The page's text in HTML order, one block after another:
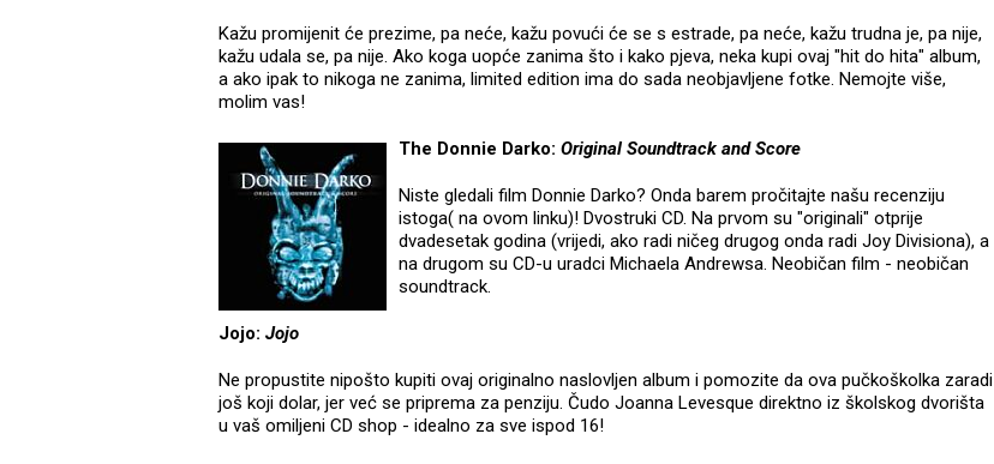
Kažu promijenit će prezime, pa neće, kažu povući će se s estrade, pa neće, kažu trudna je, pa nije,
kažu udala se, pa nije. Ako koga uopće zanima što i kako pjeva, neka kupi ovaj "hit do hita" album,
a ako ipak to nikoga ne zanima, limited edition ima do sada neobjavljene fotke. Nemojte više,
molim vas!
The Donnie Darko: Original Soundtrack and Score
Niste gledali film Donnie Darko? Onda barem pročitajte našu recenziju
istoga( na ovom linku)! Dvostruki CD. Na prvom su "originali" otprije
dvadesetak godina (vrijedi, ako radi ničeg drugog onda radi Joy Divisiona), a
na drugom su CD-u uradci Michaela Andrewsa. Neobičan film - neobičan
soundtrack.
Jojo: Jojo
Ne propustite nipošto kupiti ovaj originalno naslovljen album i pomozite da ova pučkoškolka zaradi
još koji dolar, jer već se priprema za penziju. Čudo Joanna Levesque direktno iz školskog dvorišta
u vaš omiljeni CD shop - idealno za sve ispod 16!